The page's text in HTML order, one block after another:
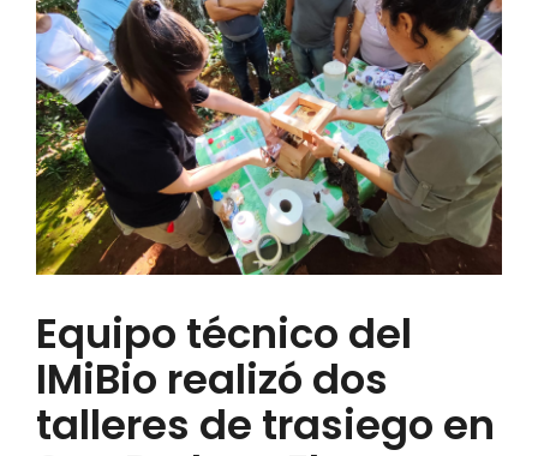
DOCUMENTOS INSTITUCIONALES
EL IMIBIO
NOTICIAS
Productos y Servicios
RESGUARDO DE COLECCIONES
FORTALECIMIENTO DE RECURSOS
ALIMENTICIOS
BIODIVERSIDAD Y ALIMENTACIÓN
Equipo técnico del
IMiBio realizó dos
talleres de trasiego en